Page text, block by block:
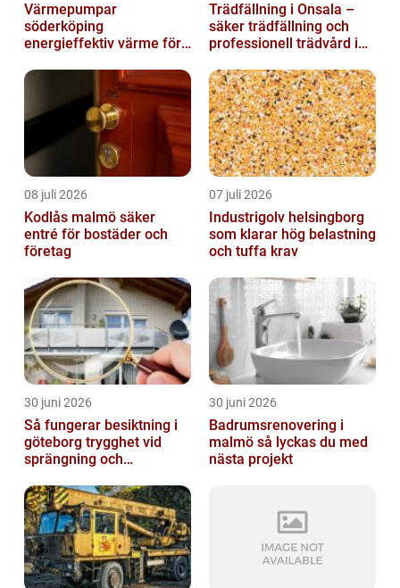
Värmepumpar
söderköping
energieffektiv värme för
Trädfällning i Onsala –
säker trädfällning och
professionell trädvård i
08 juli 2026
Kodlås malmö säker
entré för bostäder och
företag
07 juli 2026
Industrigolv helsingborg
som klarar hög belastning
och tuffa krav
30 juni 2026
Så fungerar besiktning i
göteborg trygghet vid
sprängning och
30 juni 2026
Badrumsrenovering i
malmö så lyckas du med
nästa projekt